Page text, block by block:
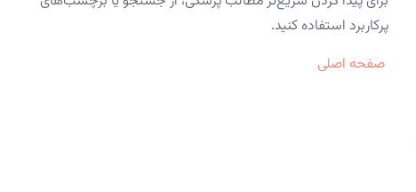
پرکاربرد استفاده کنید.
صفحه اصلی